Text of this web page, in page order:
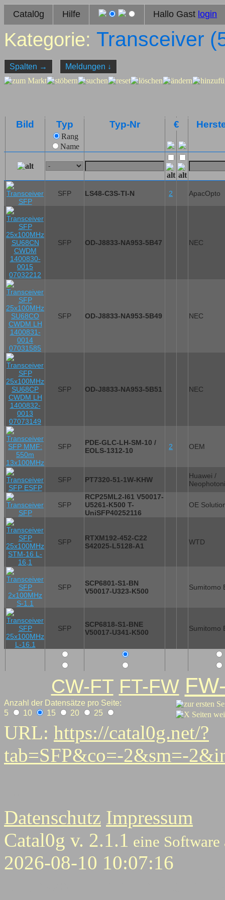
Catal0g Hilfe Hallo Gast login
Kategorie: Transceiver (
Spalten → Meldungen ↓
Bild Typ Typ-Nr €
Rang
Name
SFP LS48-C3S-TI-N 2 ApacOpto
SFP OD-J8833-NA953-5B47 NEC
SFP OD-J8833-NA953-5B49 NEC
SFP OD-J8833-NA953-5B51 NEC
SFP
PDE-GLC-LH-SM-10 /
EOLS-1312-10
2 OEM
SFP PT7320-51-1W-KHW
Huawei /
SFP
RCP25ML2-I61 V50017-
U5261-K500 T-
UniSFP40252116
OE
SFP
RTXM192-452-C22
S42025-L5128-A1
WTD
SFP
SCP6801-S1-BN
V50017-U323-K500
Sumitomo
SFP
SCP6818-S1-BNE
V50017-U341-K500
Sumitomo
CW-FT FT-FW
Anzahl der Datensätze pro Seite:
5
10 15 20 25
URL: https://catal0g.net/?
tab=SFP&co=-2&sm=-
Datenschutz Impressum
Catal0g v. 2.1.1 eine Software
2026-08-10 10:07:16